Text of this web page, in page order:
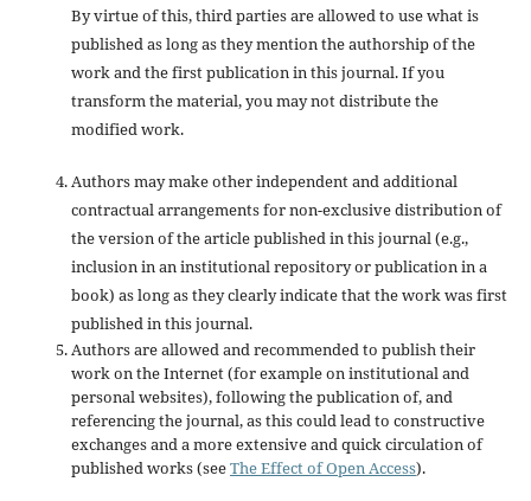
By virtue of this, third parties are allowed to use what is
published as long as they mention the authorship of the
work and the first publication in this journal. If you
transform the material, you may not distribute the
modified work.
Authors may make other independent and additional
contractual arrangements for non-exclusive distribution of
the version of the article published in this journal (e.g.,
inclusion in an institutional repository or publication in a
book) as long as they clearly indicate that the work was first
published in this journal.
Authors are allowed and recommended to publish their
work on the Internet (for example on institutional and
personal websites), following the publication of, and
referencing the journal, as this could lead to constructive
exchanges and a more extensive and quick circulation of
published works (seeThe Effect of Open Access).